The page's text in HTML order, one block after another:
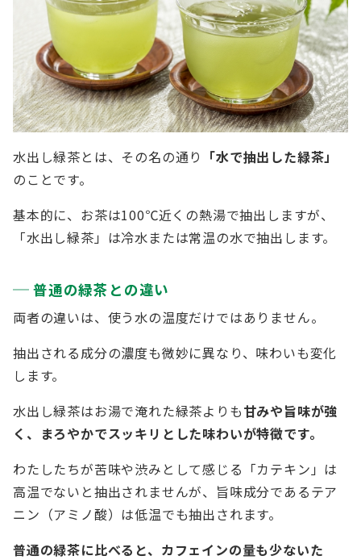
水出し緑茶とは、その名の通り 「水で抽出した緑茶」
のことです。
基本的に、お茶は100℃近くの熱湯で抽出しますが、
「水出し緑茶」は冷水または常温の水で抽出します。
普通の緑茶との違い
両者の違いは、使う水の温度だけではありません。
抽出される成分の濃度も微妙に異なり、味わいも変化
します。
水出し緑茶はお湯で淹れた緑茶よりも甘みや旨味が強
く、まろやかでスッキリとした味わいが特徴です。
わたしたちが苦味や渋みとして感じる「カテキン」は
高温でないと抽出されませんが、旨味成分であるテア
ニン（アミノ酸）は低温でも抽出されます。
普通の緑茶に比べると、カフェインの量も少ないた